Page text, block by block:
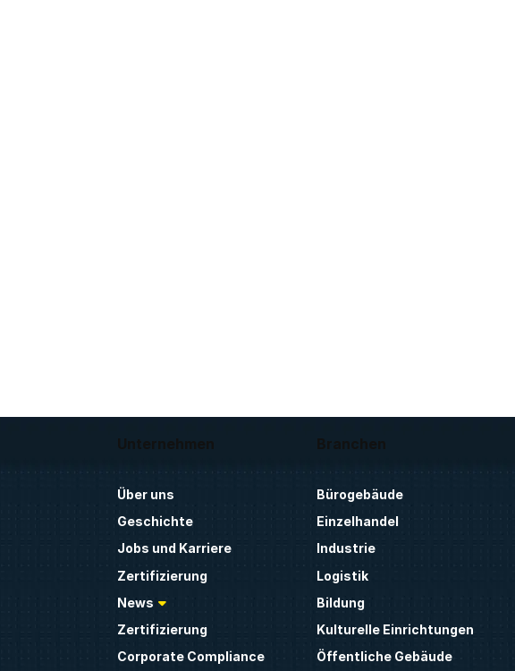
Unternehmen
Über uns
Geschichte
Jobs und Karriere
Zertifizierung
News
Zertifizierung
Corporate Compliance
Branchen
Bürogebäude
Einzelhandel
Industrie
Logistik
Bildung
Kulturelle Einrichtungen
Öffentliche Gebäude